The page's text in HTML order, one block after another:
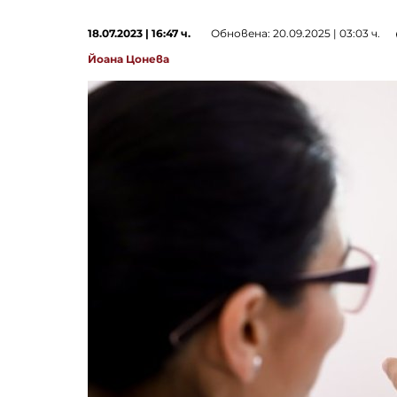
18.07.2023 | 16:47 ч.
Обновена: 20.09.2025 | 03:03 ч.
Йоана Цонева